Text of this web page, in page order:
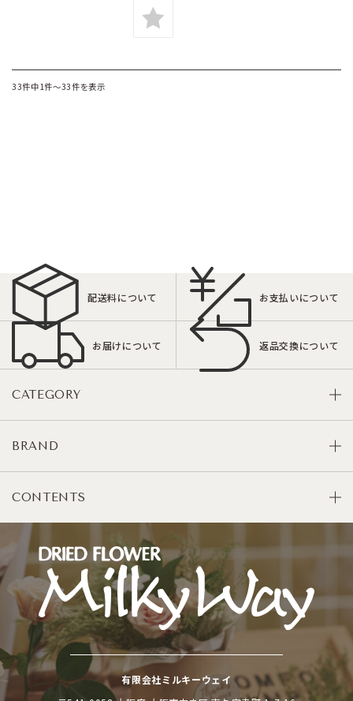
33件中1件～33件を表示
配送料について お支払いについて
お届けについて 返品交換について
CATEGORY
BRAND
CONTENTS
有限会社ミルキーウェイ